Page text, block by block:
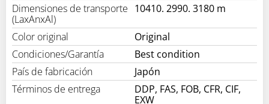
Dimensiones de transporte
(LaxAnxAl)
10410. 2990. 3180 m
Color original
Original
Condiciones/Garantía
Best condition
País de fabricación
Japón
Términos de entrega
DDP, FAS, FOB, CFR, CIF,
EXW